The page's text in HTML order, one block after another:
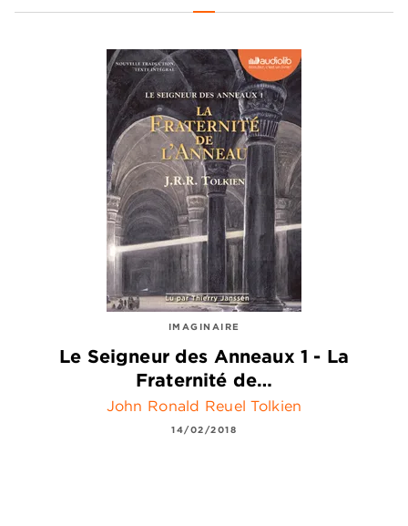
IMAGINAIRE
Le Seigneur des Anneaux 1 - La
Fraternité de…
John Ronald Reuel Tolkien
14/02/2018